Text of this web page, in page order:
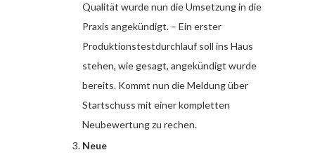
Qualität wurde nun die Umsetzung in die
Praxis angekündigt. – Ein erster
Produktionstestdurchlauf soll ins Haus
stehen, wie gesagt, angekündigt wurde
bereits. Kommt nun die Meldung über
Startschuss mit einer kompletten
Neubewertung zu rechen.
Neue